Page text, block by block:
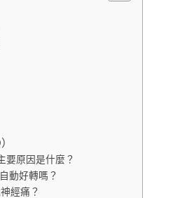
要原因是什麼？
動好轉嗎？
經痛？